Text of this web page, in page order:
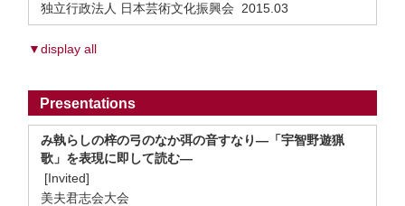
独立行政法人 日本芸術文化振興会 2015.03
▼display all
Presentations
み執らしの梓の弓のなか弭の音すなり―「宇智野遊猟
歌」を表現に即して読む―
[Invited]
美夫君志会大会